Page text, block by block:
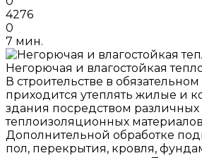
4276
0
7 мин.
Негорючая и влагостойкая
В строительстве в
приходится утеплять жилые и
здания посредством различных
теплоизоляционных
Дополнительной обработке
пол, перекрытия, кровля,